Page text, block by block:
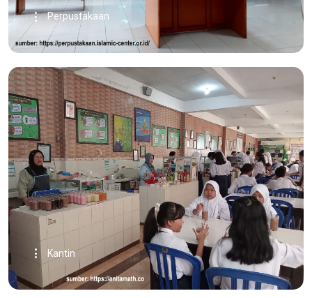
Perpustakaan
Kantin